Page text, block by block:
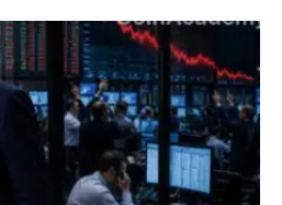
sa communication minimaliste